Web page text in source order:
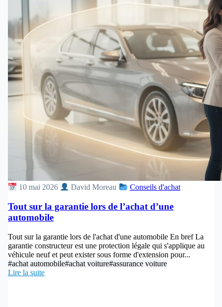
10 mai 2026 David Moreau Conseils d'achat
Tout sur la garantie lors de l’achat d’une
automobile
Tout sur la garantie lors de l'achat d'une automobile En bref La
garantie constructeur est une protection légale qui s'applique au
véhicule neuf et peut exister sous forme d'extension pour...
#achat automobile#achat voiture#assurance voiture
Lire la suite